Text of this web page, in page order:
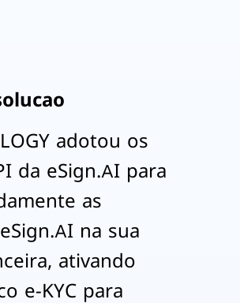
adotou os
da eSign.AI para
as
na sua
ativando
e-KYC para